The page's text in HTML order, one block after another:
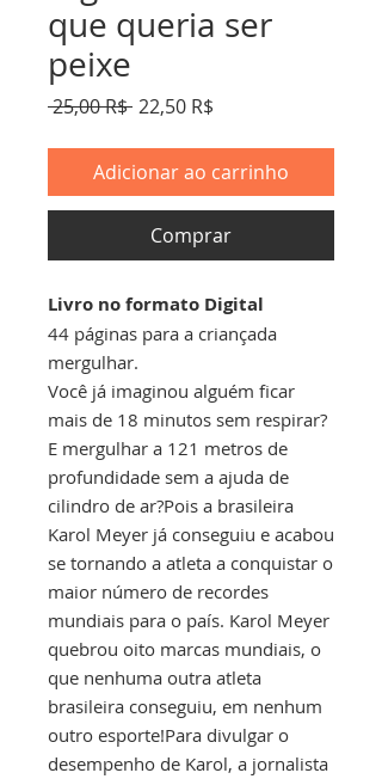
que queria ser
peixe
25,00 R$ Preço normal
22,50 R$
Adicionar ao carrinho
Comprar
Livro no formato Digital
44 páginas para a criançada
mergulhar.
Você já imaginou alguém ficar
mais de 18 minutos sem respirar?
E mergulhar a 121 metros de
profundidade sem a ajuda de
cilindro de ar?Pois a brasileira
Karol Meyer já conseguiu e acabou
se tornando a atleta a conquistar o
maior número de recordes
mundiais para o país. Karol Meyer
quebrou oito marcas mundiais, o
que nenhuma outra atleta
brasileira conseguiu, em nenhum
outro esporte!Para divulgar o
desempenho de Karol, a jornalista